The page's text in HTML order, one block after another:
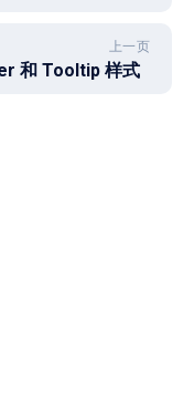
上一页
和 Tooltip 样式